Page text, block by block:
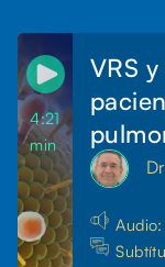
4:21
min
VRS
Audio: